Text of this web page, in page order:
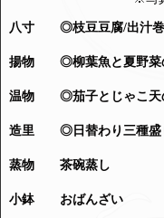
八寸 ◎枝豆豆腐/出汁巻
揚物 ◎柳葉魚と夏野菜
温物 ◎茄子とじゃこ天
造里 ◎ 日替わり三種盛
蒸物 茶碗蒸し
小鉢 おばんざい